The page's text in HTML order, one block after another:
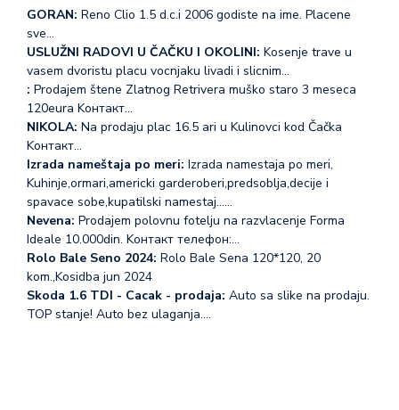
GORAN: Reno Clio 1.5 d.c.i 2006 godiste na ime. Placene
sve…
USLUŽNI RADOVI U ČAČKU I OKOLINI: Kosenje trave u
vasem dvoristu placu vocnjaku livadi i slicnim…
: Prodajem štene Zlatnog Retrivera muško staro 3 meseca
120eura Koнтакт…
NIKOLA: Na prodaju plac 16.5 ari u Kulinovci kod Čačka
Koнтакт…
Izrada nameštaja po meri: Izrada namestaja po meri,
Kuhinje,ormari,americki garderoberi,predsoblja,decije i
spavace sobe,kupatilski namestaj...…
Nevena: Prodajem polovnu fotelju na razvlacenje Forma
Ideale 10.000din. Koнтакт телефон:…
Rolo Bale Seno 2024: Rolo Bale Sena 120*120, 20
kom.,Kosidba jun 2024
Skoda 1.6 TDI - Cacak - prodaja: Auto sa slike na prodaju.
TOP stanje! Auto bez ulaganja.…